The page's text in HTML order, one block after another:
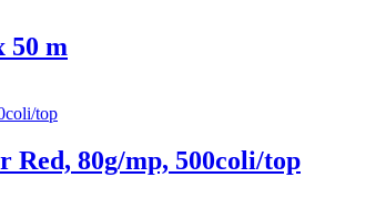
50 m
Red, 80g/mp, 500coli/top